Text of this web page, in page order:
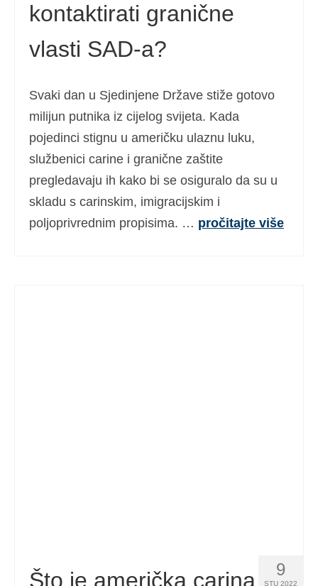
kontaktirati granične
vlasti SAD-a?
Svaki dan u Sjedinjene Države stiže gotovo
milijun putnika iz cijelog svijeta. Kada
pojedinci stignu u američku ulaznu luku,
službenici carine i granične zaštite
pregledavaju ih kako bi se osiguralo da su u
skladu s carinskim, imigracijskim i
poljoprivrednim propisima. … pročitajte više
9
STU 2022
Što je američka carina